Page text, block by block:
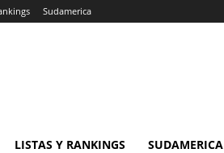
Sudamerica
LISTAS Y RANKINGS SUDAMERICA